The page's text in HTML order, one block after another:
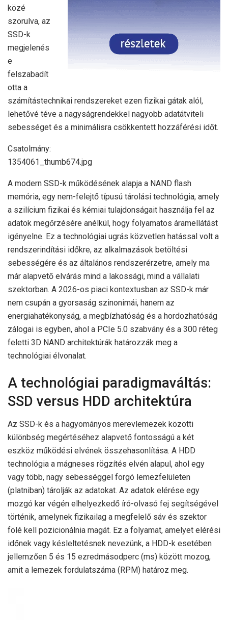
közé
szorulva, az
SSD-k
megjelenés
e
felszabadít
otta a
számítástechnikai rendszereket ezen fizikai gátak alól,
lehetővé téve a nagyságrendekkel nagyobb adatátviteli
sebességet és a minimálisra csökkentett hozzáférési időt.
Csatolmány:
1354061_thumb674.jpg
A modern SSD-k működésének alapja a NAND flash
memória, egy nem-felejtő típusú tárolási technológia, amely
a szilícium fizikai és kémiai tulajdonságait használja fel az
adatok megőrzésére anélkül, hogy folyamatos áramellátást
igényelne. Ez a technológiai ugrás közvetlen hatással volt a
rendszerindítási időkre, az alkalmazások betöltési
sebességére és az általános rendszerérzetre, amely ma
már alapvető elvárás mind a lakossági, mind a vállalati
szektorban. A 2026-os piaci kontextusban az SSD-k már
nem csupán a gyorsaság szinonimái, hanem az
energiahatékonyság, a megbízhatóság és a hordozhatóság
zálogai is egyben, ahol a PCIe 5.0 szabvány és a 300 réteg
feletti 3D NAND architektúrák határozzák meg a
technológiai élvonalat.
A technológiai paradigmaváltás:
SSD versus HDD architektúra
Az SSD-k és a hagyományos merevlemezek közötti
különbség megértéséhez alapvető fontosságú a két
eszköz működési elvének összehasonlítása. A HDD
technológia a mágneses rögzítés elvén alapul, ahol egy
vagy több, nagy sebességgel forgó lemezfelületen
(platniban) tárolják az adatokat. Az adatok elérése egy
mozgó kar végén elhelyezkedő író-olvasó fej segítségével
történik, amelynek fizikailag a megfelelő sáv és szektor
fölé kell pozicionálnia magát. Ez a folyamat, amelyet elérési
időnek vagy késleltetésnek nevezünk, a HDD-k esetében
jellemzően 5 és 15 ezredmásodperc (ms) között mozog,
amit a lemezek fordulatszáma (RPM) határoz meg.